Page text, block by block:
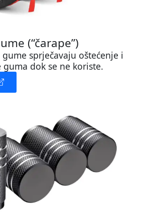
(“čarape”)
sprječavaju oštećenje i
dok se ne koriste.